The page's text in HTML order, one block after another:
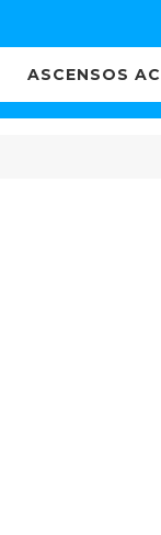
ASCENSOS